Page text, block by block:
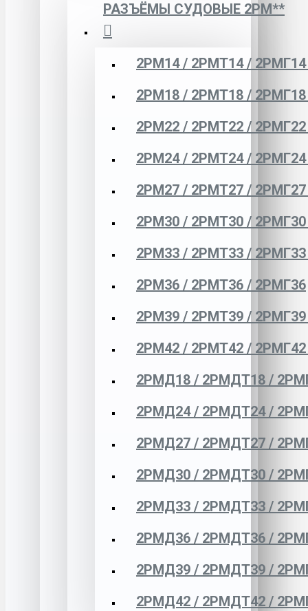
РАЗЪЁМЫ СУДОВЫЕ 2РМ**
2РМ14 / 2РМТ14 /
2РМ18 / 2РМТ18 /
2РМ22 / 2РМТ22 /
2РМ24 / 2РМТ24 /
2РМ27 / 2РМТ27 /
2РМ30 / 2РМТ30 /
2РМ33 / 2РМТ33 /
2РМ36 / 2РМТ36 / 2РМГ36
2РМ39 / 2РМТ39 /
2РМ42 / 2РМТ42 /
2РМД18 / 2РМДТ18 /
2РМД24 / 2РМДТ24 /
2РМД27 / 2РМДТ27 /
2РМД30 / 2РМДТ30 /
2РМД33 / 2РМДТ33 /
2РМД36 / 2РМДТ36 /
2РМД39 / 2РМДТ39 /
2РМД42 / 2РМДТ42 /